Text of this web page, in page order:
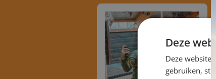
Deze
Deze website
gebruiken,